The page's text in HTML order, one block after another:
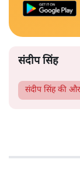
संदीप सिंह
संदीप सिंहकी और